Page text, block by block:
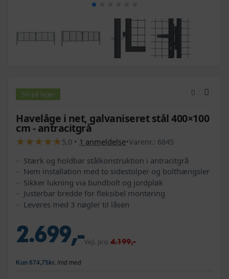
50+på lager
Havelåge i net, galvaniseret stål 400×100
cm - antracitgrå
★
★★
★★
★★
★★
★5,0 • 1 anmeldelse•Varenr.: 6845
Stærk og holdbar stålkonstruktion i antracitgrå
Nem installation med to sidestolper og bolthængsler
Sikker lukning via bundbolt og jordpløk
Justerbar bredde for fleksibel montering
Leveres med 3 nøgler til låsen
2.699,-Vejl. pris 4.199,-